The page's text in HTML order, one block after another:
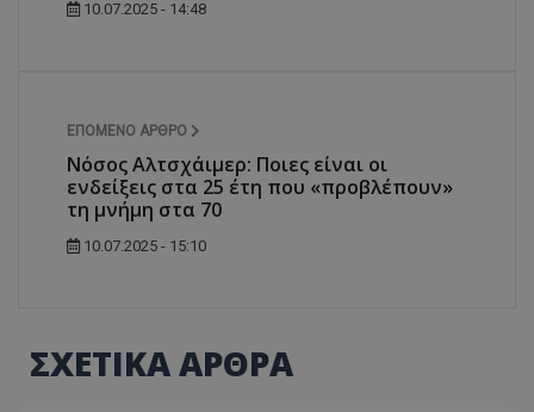
10.07.2025 - 14:48
ΕΠΌΜΕΝΟ ΆΡΘΡΟ
Νόσος Αλτσχάιμερ: Ποιες είναι οι
ενδείξεις στα 25 έτη που «προβλέπουν»
τη μνήμη στα 70
10.07.2025 - 15:10
ΣΧΕΤΙΚΑ ΑΡΘΡΑ